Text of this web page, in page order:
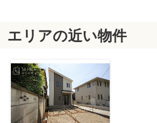
エリアの近い物件